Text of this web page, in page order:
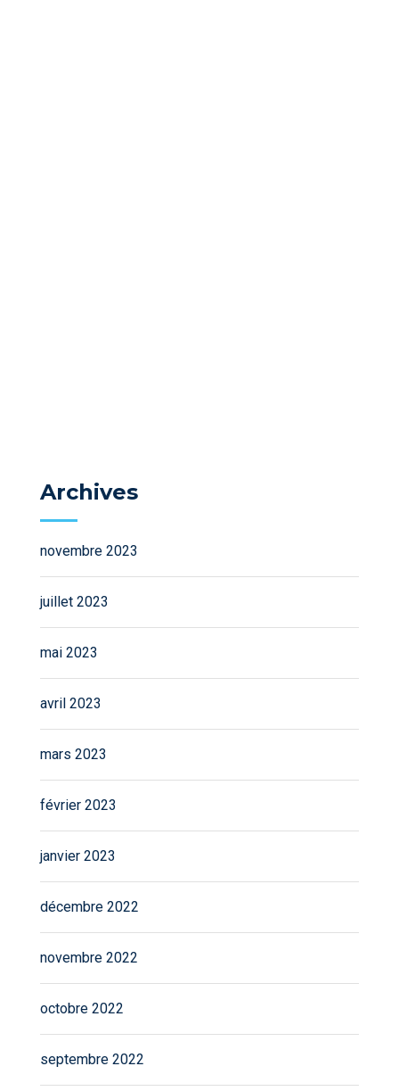
Archives
novembre 2023
juillet 2023
mai 2023
avril 2023
mars 2023
février 2023
janvier 2023
décembre 2022
novembre 2022
octobre 2022
septembre 2022